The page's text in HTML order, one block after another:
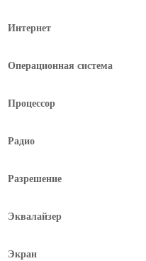
Интернет
Операционная система
Процессор
Радио
Разрешение
Эквалайзер
Экран